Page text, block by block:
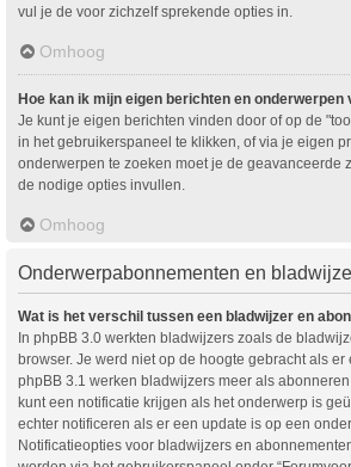
vul je de voor zichzelf sprekende opties in.
Omhoog
Hoe kan ik mijn eigen berichten en onderwerpen
Je kunt je eigen berichten vinden door of op de
in het gebruikerspaneel te klikken, of via je eigen
onderwerpen te zoeken moet je de geavanceerde
de nodige opties invullen.
Omhoog
Onderwerpabonnementen en
Wat is het verschil tussen een bladwijzer en
In phpBB 3.0 werkten bladwijzers zoals de
browser. Je werd niet op de hoogte gebracht als er
phpBB 3.1 werken bladwijzers meer als
kunt een notificatie krijgen als het onderwerp is
echter notificeren als er een update is op een
Notificatieopties voor bladwijzers en